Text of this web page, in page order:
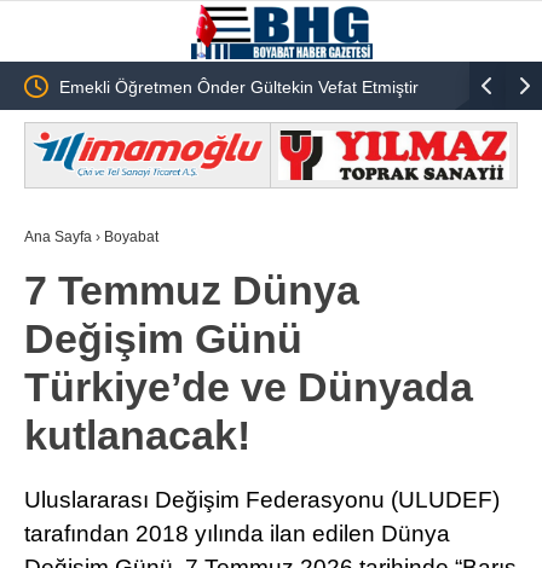
Emekli Öğretmen Ônder Gültekin Vefat Etmiştir Anahtar
Ana Sayfa › Boyabat
7 Temmuz Dünya
Değişim Günü
Türkiye’de ve Dünyada
kutlanacak!
Uluslararası Değişim Federasyonu (ULUDEF)
tarafından 2018 yılında ilan edilen Dünya